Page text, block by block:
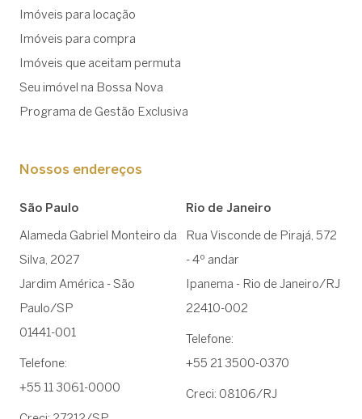
Imóveis para locação
Imóveis para compra
Imóveis que aceitam permuta
Seu imóvel na Bossa Nova
Programa de Gestão Exclusiva
Nossos endereços
São Paulo
Alameda Gabriel Monteiro da
Silva, 2027
Jardim América - São
Paulo/SP
01441-001
Telefone:
+55 11 3061-0000
Rio de Janeiro
Rua Visconde de Pirajá, 572
- 4º andar
Ipanema - Rio de Janeiro/RJ
22410-002
Telefone:
+55 21 3500-0370
Creci: 08106/RJ